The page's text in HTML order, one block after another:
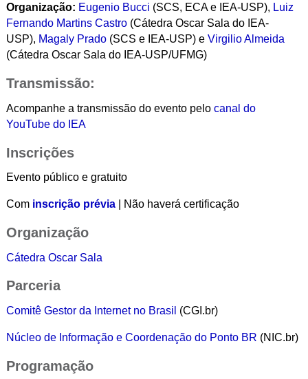
Organização: Eugenio Bucci (SCS, ECA e IEA-USP), Luiz
Fernando Martins Castro(Cátedra Oscar Sala do IEA-
USP), Magaly Prado(SCS e IEA-USP) e Virgilio Almeida
(Cátedra Oscar Sala do IEA-USP/UFMG)
Transmissão:
Acompanhe a transmissão do evento pelo canal do
YouTube do IEA
Inscrições
Evento público e gratuito
Com inscrição prévia| Não haverá certificação
Organização
Cátedra Oscar Sala
Parceria
Comitê Gestor da Internet no Brasil (CGI.br)
Núcleo de Informação e Coordenação do Ponto BR (NIC.br)
Programação